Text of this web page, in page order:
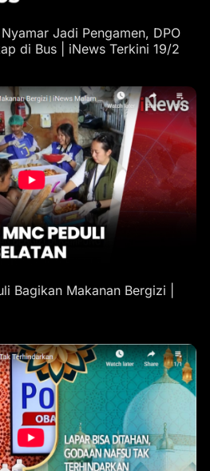
Jadi Pengamen, DPO
di Bus | iNews Terkini 19/2
Bagikan Makanan Bergizi |